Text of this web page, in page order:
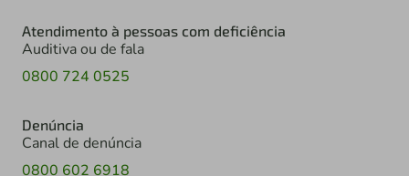
Atendimento à pessoas com deficiência
Auditiva ou de fala
0800 724 0525
Denúncia
Canal de denúncia
0800 602 6918